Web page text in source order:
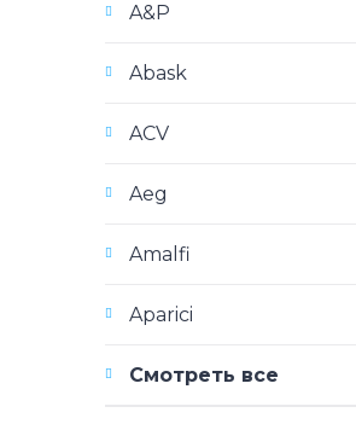
A&P
Abask
ACV
Aeg
Amalfi
Aparici
Смотреть все